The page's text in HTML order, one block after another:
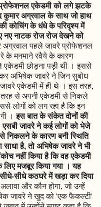
एकेडमी को लगे झटके
कुमार अग्रवाल के साथ जो हाथ
कोचिंग के धंधे के परिदृश्य में
नए नाटक रोज रोज देखने को
अग्रवाल पहले जावरे प्रोफेशनल
के मनमाने रवैये के कारण
एकेडमी छोड़ना पड़ी थी । इससे
अभिषेक जावरे ने जिन सुबोध
एकेडमी में ही थे । इस तरह,
से अपनी एकेडमी से निकले
लोगों को लग रहा है कि इन
।इस बात के संकेत दोनों की
एसबी जावरे ने कई लोगों को भेजे
के कारण बनी स्थिति
साधा है, तो अभिषेक जावरे ने भी
नहीं किया है कि वह एकेडमी
मजबूर किया गया । यह
सीधे कठघरे में खड़ा कर दिया
और कौन होगा, जो उन्हें
जावरे ने खुद को 'एक फैकल्टी'